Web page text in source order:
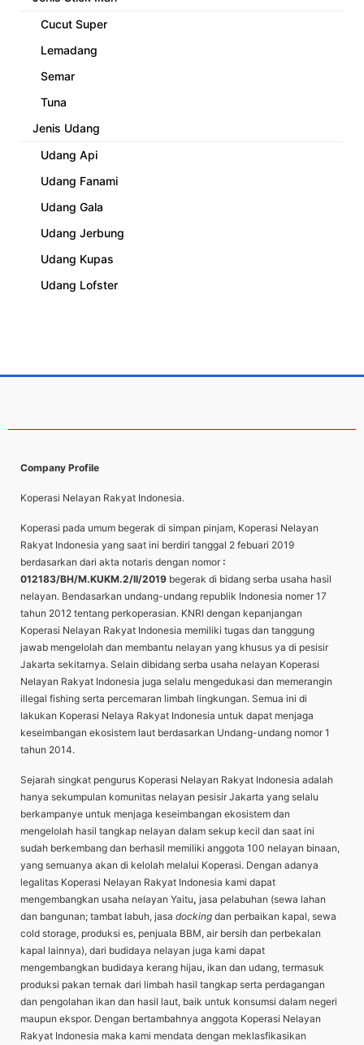
Cucut Super
Lemadang
Semar
Tuna
Jenis Udang
Udang Api
Udang Fanami
Udang Gala
Udang Jerbung
Udang Kupas
Udang Lofster
Company Profile
Koperasi Nelayan Rakyat Indonesia.
Koperasi pada umum begerak di simpan pinjam, Koperasi Nelayan
Rakyat Indonesia yang saat ini berdiri tanggal 2 febuari 2019
berdasarkan dari akta notaris dengan nomor:
012183/BH/M.KUKM.2/II/2019 begerak di bidang serba usaha hasil
nelayan. Bendasarkan undang-undang republik Indonesia nomer 17
tahun 2012 tentang perkoperasian. KNRI dengan kepanjangan
Koperasi Nelayan Rakyat Indonesia memiliki tugas dan tanggung
jawab mengelolah dan membantu nelayan yang khusus ya di pesisir
Jakarta sekitarnya. Selain dibidang serba usaha nelayan Koperasi
Nelayan Rakyat Indonesia juga selalu mengedukasi dan memerangin
illegal fishing serta percemaran limbah lingkungan. Semua ini di
lakukan Koperasi Nelaya Rakyat Indonesia untuk dapat menjaga
keseimbangan ekosistem laut berdasarkan Undang-undang nomor 1
tahun 2014.
Sejarah singkat pengurus Koperasi Nelayan Rakyat Indonesia adalah
hanya sekumpulan komunitas nelayan pesisir Jakarta yang selalu
berkampanye untuk menjaga keseimbangan ekosistem dan
mengelolah hasil tangkap nelayan dalam sekup kecil dan saat ini
sudah berkembang dan berhasil memiliki anggota 100 nelayan binaan,
yang semuanya akan di kelolah melalui Koperasi. Dengan adanya
legalitas Koperasi Nelayan Rakyat Indonesia kami dapat
mengembangkan usaha nelayan Yaitu, jasa pelabuhan (sewa lahan
dan bangunan; tambat labuh, jasa docking dan perbaikan kapal, sewa
cold storage, produksi es, penjuala BBM, air bersih dan perbekalan
kapal lainnya), dari budidaya nelayan juga kami dapat
mengembangkan budidaya kerang hijau, ikan dan udang, termasuk
produksi pakan ternak dari limbah hasil tangkap serta perdagangan
dan pengolahan ikan dan hasil laut, baik untuk konsumsi dalam negeri
maupun ekspor. Dengan bertambahnya anggota Koperasi Nelayan
Rakyat Indonesia maka kami mendata dengan meklasfikasikan